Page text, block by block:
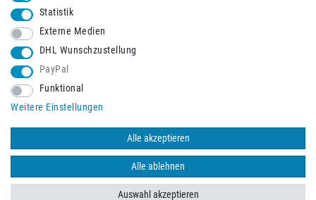
© 2026 Burbach+Goetz Deutsche Sanitätshaus GmbH
vorbehalten. Alle Preise verstehen sich inklusive der Mehrwertsteuer,
zuzüglich der Versandkosten.
Statistik
Externe Medien
DHL Wunschzustellung
PayPal
Funktional
Weitere Einstellungen
Alle akzeptieren
Alle ablehnen
Auswahl akzeptieren